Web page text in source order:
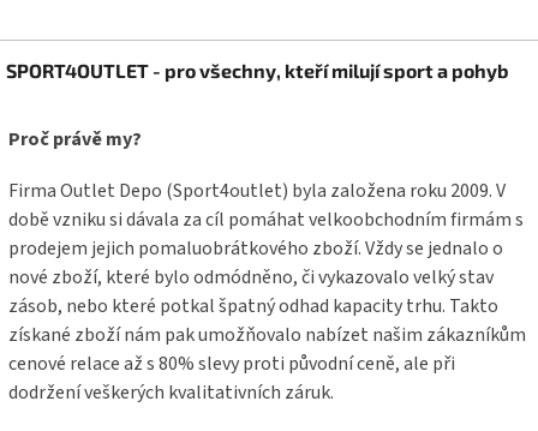
á
a
SPORT4OUTLET - pro všechny, kteří milují sport a pohyb
Proč právě my?
Firma Outlet Depo (Sport4outlet) byla založena roku 2009. V
době vzniku si dávala za cíl pomáhat velkoobchodním firmám s
prodejem jejich pomaluobrátkového zboží. Vždy se jednalo o
nové zboží, které bylo odmódněno, či vykazovalo velký stav
zásob, nebo které potkal špatný odhad kapacity trhu. Takto
získané zboží nám pak umožňovalo nabízet našim zákazníkům
cenové relace až s 80% slevy proti původní ceně, ale při
dodržení veškerých kvalitativních záruk.